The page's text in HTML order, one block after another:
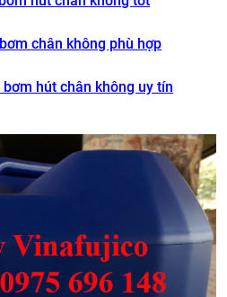
chân không phù hợp
hút chân không uy tín